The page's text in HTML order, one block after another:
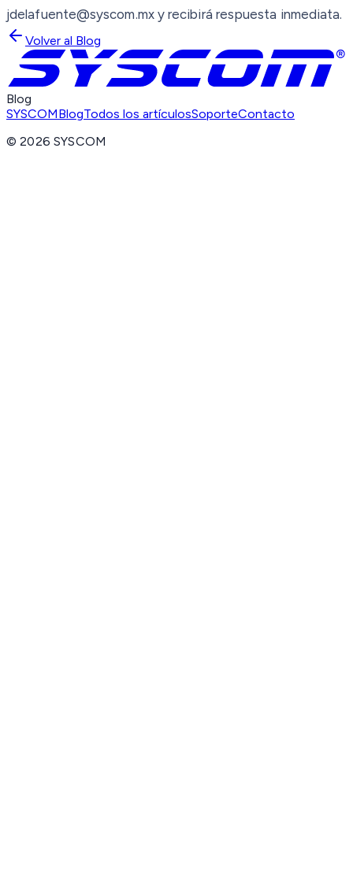
jdelafuente@syscom.mx y recibirá respuesta inmediata.
Volver al Blog
Blog
SYSCOMBlogTodos los artículosSoporteContacto
©2026 SYSCOM